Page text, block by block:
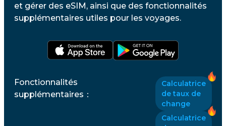
et gérer des eSIM, ainsi que des fonctionnalités
supplémentaires utiles pour les voyages.
Fonctionnalités
supplémentaires ：
Calculatrice
de taux de
change
Calculatrice